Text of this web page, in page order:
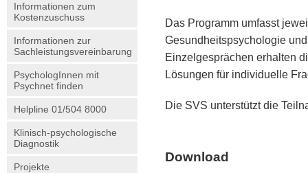
Informationen zum
Kostenzuschuss
Informationen zur
Sachleistungsvereinbarung
PsychologInnen mit
Psychnet finden
Helpline 01/504 8000
Klinisch-psychologische
Diagnostik
Projekte
Das Programm umfasst
Gesundheitspsychologie
Einzelgesprächen erhalten
Lösungen für individuelle
Die SVS unterstützt die
Download